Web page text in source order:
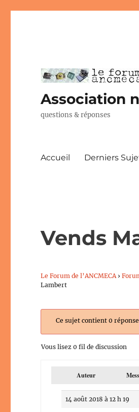
Association
questions & réponses
Accueil Derniers
Vends
Le Forum de l’ANCMECA ›
Lambert
Ce sujet contient 0
Vous lisez 0 fil de discussion
Auteur
14 août 2018 à 12 h 19